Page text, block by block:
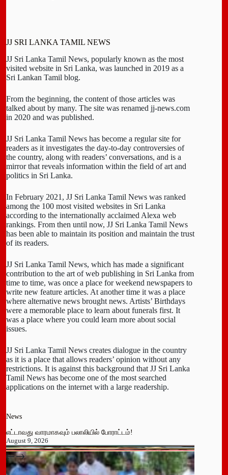
JJ SRI LANKA TAMIL NEWS
JJ Sri Lanka Tamil News, popularly known as the most
visited website in Sri Lanka, was launched in 2019 as a
Sri Lankan Tamil blog.
From the beginning, the content of those articles was
talked about by many. The site was renamed jj-news.com
in 2020 and was published.
JJ Sri Lanka Tamil News has become a regular site for
readers as it investigates the day-to-day controversies of
the country, along with readers’ conversations, and is a
mirror that reveals information within the field of art and
politics in Sri Lanka.
In February 2021, JJ Sri Lanka Tamil News was ranked
among the 100 most visited websites in Sri Lanka
according to the internationally acclaimed Alexa web
rankings. From then until now, JJ Sri Lanka Tamil News
has been able to maintain its position and maintain the trust
of its readers.
JJ Sri Lanka Tamil News, which has made a significant
contribution to the art of web publishing in Sri Lanka from
time to time, was once a place for weekend newspapers to
write new feature articles. At another time it was a place
where alternative news brought news. Artists’ Birthdays
were a memorable place to learn about funerals first. It
was a place where you could learn more about social
issues.
JJ Sri Lanka Tamil News creates dialogue in the country
as it is a place that allows readers’ opinion without any
restrictions. It is against this background that JJ Sri Lanka
Tamil News has become one of the most searched
applications on the internet with a large readership.
News
எட்டாவது வாரமாகவும் பலாலியில் போராட்டம்!
August 9, 2026
பதுளை மாநகர சபையின் NPP உறுப்பினர் திடீர் ராஜினாமா!
July 14, 2026